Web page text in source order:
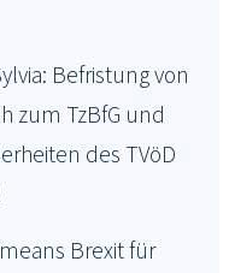
Befristung von
zum TzBfG und
des TVöD
Brexit für